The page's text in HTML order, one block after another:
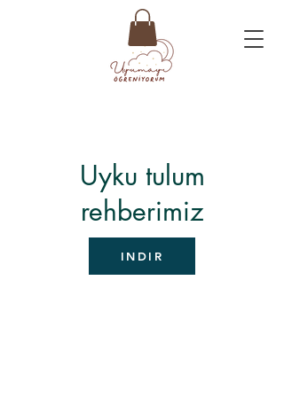
Uyku tulum
rehberimiz
INDIR